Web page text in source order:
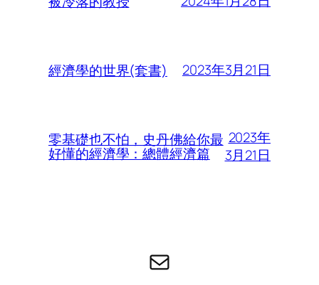
經濟學的世界(套書) 2023年3月21日
零基礎也不怕，史丹佛給你最
好懂的經濟學：總體經濟篇
2023年
3月21日
电子邮件